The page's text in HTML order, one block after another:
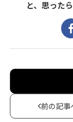
と、思った
前の記事